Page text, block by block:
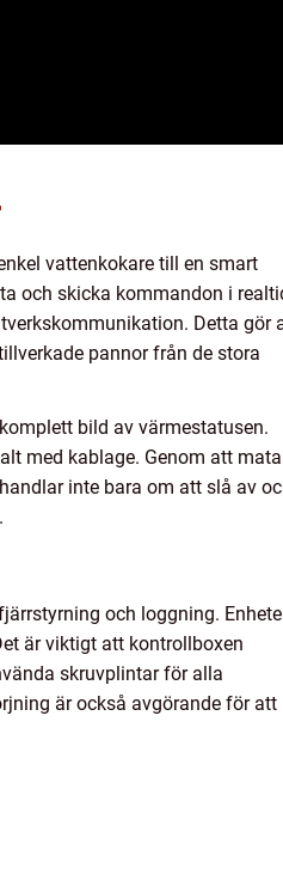
vattenkokare till en smart
och skicka kommandon i
Detta gör
pannor från de stora
bild av värmestatusen.
med kablage. Genom att
inte bara om att slå av
och loggning.
är viktigt att kontrollboxen
skruvplintar för alla
är också avgörande för att